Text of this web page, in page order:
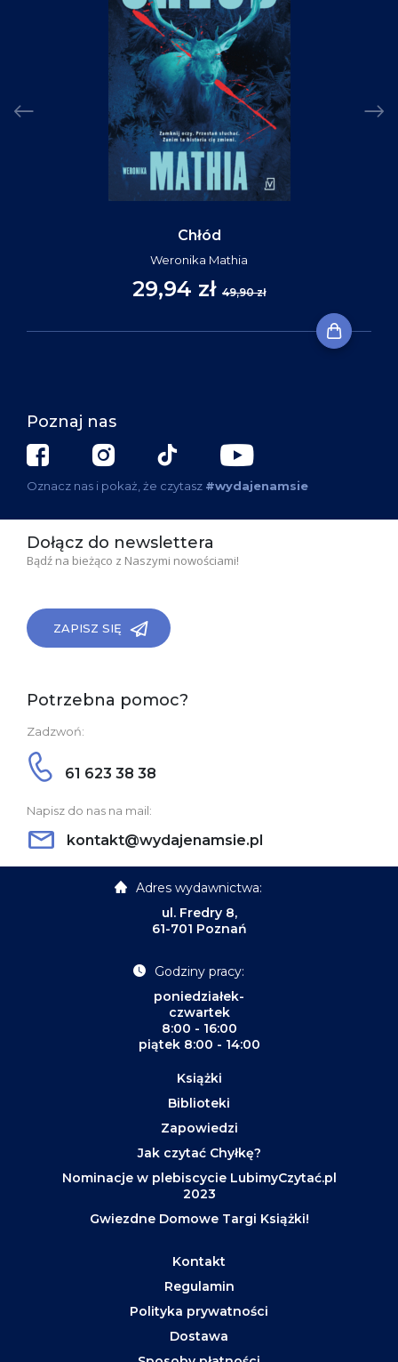
Chłód
Weronika Mathia
29,94 zł 49,90 zł
Poznaj nas
Oznacz nas i pokaż, że czytasz #wydajenamsie
Dołącz do newslettera
Bądź na bieżąco z Naszymi nowościami!
ZAPISZ SIĘ
Potrzebna pomoc?
Zadzwoń:
61 623 38 38
Napisz do nas na mail:
kontakt@wydajenamsie.pl
Adres wydawnictwa:
ul. Fredry 8,
61-701 Poznań
Godziny pracy:
poniedziałek-
czwartek
8:00 - 16:00
piątek 8:00 - 14:00
Książki
Biblioteki
Zapowiedzi
Jak czytać Chyłkę?
Nominacje w plebiscycie LubimyCzytać.pl
2023
Gwiezdne Domowe Targi Książki!
Kontakt
Regulamin
Polityka prywatności
Dostawa